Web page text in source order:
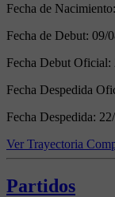
Fecha de Nacimiento:
Fecha de Debut: 09/
Fecha Debut Oficial:
Fecha Despedida
Fecha Despedida:
Ver Trayectoria
Partidos